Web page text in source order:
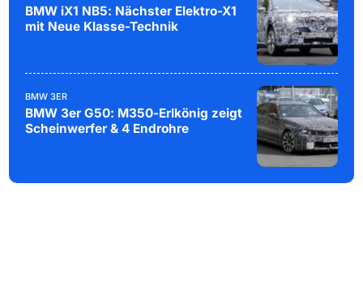
BMW iX1 NB5: Nächster Elektro-X1
mit Neue Klasse-Technik
BMW 3ER
BMW 3er G50: M350-Erlkönig zeigt
Scheinwerfer & 4 Endrohre